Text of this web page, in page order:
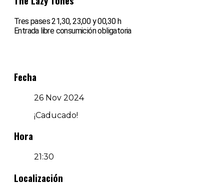
Tres pases 21,30, 23,00 y 00,30 h
Entrada libre consumición obligatoria
Fecha
26 Nov 2024
¡Caducado!
Hora
21:30
Localización